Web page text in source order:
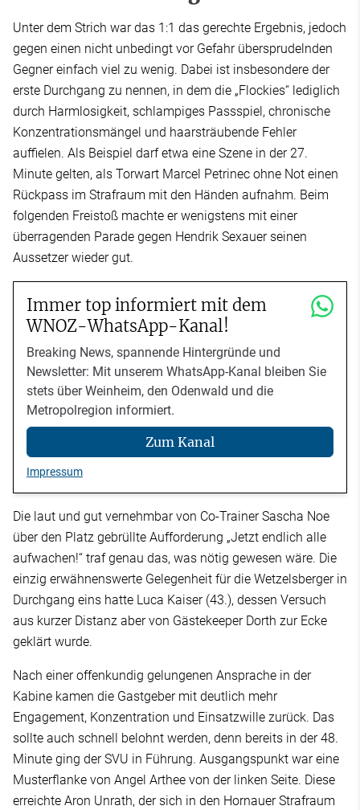
Unter dem Strich war das 1:1 das gerechte Ergebnis, jedoch
gegen einen nicht unbedingt vor Gefahr übersprudelnden
Gegner einfach viel zu wenig. Dabei ist insbesondere der
erste Durchgang zu nennen, in dem die „Flockies“ lediglich
durch Harmlosigkeit, schlampiges Passspiel, chronische
Konzentrationsmängel und haarsträubende Fehler
auffielen. Als Beispiel darf etwa eine Szene in der 27.
Minute gelten, als Torwart Marcel Petrinec ohne Not einen
Rückpass im Strafraum mit den Händen aufnahm. Beim
folgenden Freistoß machte er wenigstens mit einer
überragenden Parade gegen Hendrik Sexauer seinen
Aussetzer wieder gut.
Immer top informiert mit dem
WNOZ-WhatsApp-Kanal!
Breaking News, spannende Hintergründe und
Newsletter: Mit unserem WhatsApp-Kanal bleiben Sie
stets über Weinheim, den Odenwald und die
Metropolregion informiert.
Zum Kanal
Impressum
Die laut und gut vernehmbar von Co-Trainer Sascha Noe
über den Platz gebrüllte Aufforderung „Jetzt endlich alle
aufwachen!“ traf genau das, was nötig gewesen wäre. Die
einzig erwähnenswerte Gelegenheit für die Wetzelsberger in
Durchgang eins hatte Luca Kaiser (43.), dessen Versuch
aus kurzer Distanz aber von Gästekeeper Dorth zur Ecke
geklärt wurde.
Nach einer offenkundig gelungenen Ansprache in der
Kabine kamen die Gastgeber mit deutlich mehr
Engagement, Konzentration und Einsatzwille zurück. Das
sollte auch schnell belohnt werden, denn bereits in der 48.
Minute ging der SVU in Führung. Ausgangspunkt war eine
Musterflanke von Angel Arthee von der linken Seite. Diese
erreichte Aron Unrath, der sich in den Hornauer Strafraum